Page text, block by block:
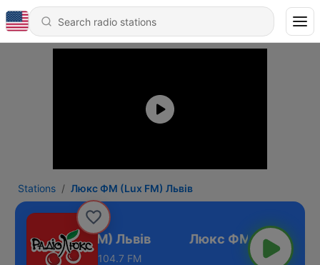
Stations Люкс ФМ (Lux FM) Львів
ФМ (Lux FM) Львів
104.7 FM